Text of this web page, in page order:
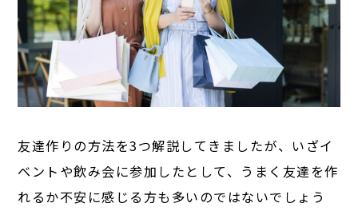
友達作りの方法を3つ解説してきましたが、いざイ
ベントや飲み会に参加したとして、うまく友達を作
れるか不安に感じる方も多いのではないでしょう